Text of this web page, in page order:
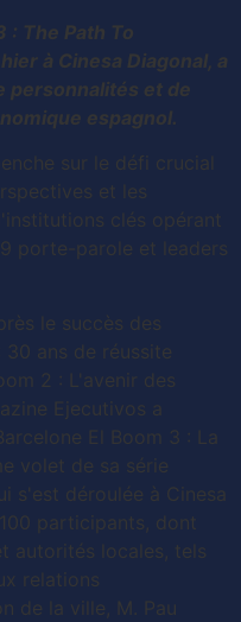
: The Path To
à Cinesa Diagonal, a
personnalités et de
espagnol.
sur le défi crucial
et les
clés opérant
porte-parole et leaders
le succès des
ans de réussite
2 : L'avenir des
Ejecutivos a
El Boom 3 : La
volet de sa série
s'est déroulée à Cinesa
participants, dont
autorités locales, tels
relations
de la ville, M. Pau